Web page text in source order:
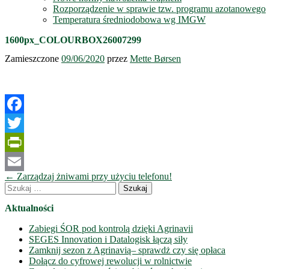
Rozporządzenie w sprawie tzw. programu azotanowego
Temperatura średniodobowa wg IMGW
1600px_COLOURBOX26007299
Zamieszczone 09/06/2020 przez Mette Børsen
Facebook
Twitter
PrintFriendly
Email
Nawigacja
wpisów
← Zarządzaj żniwami przy użyciu telefonu!
Szukaj:
Aktualności
Zabiegi ŚOR pod kontrolą dzięki Agrinavii
SEGES Innovation i Datalogisk łączą siły
Zamknij sezon z Agrinavią– sprawdż czy się opłaca
Dołącz do cyfrowej rewolucji w rolnictwie